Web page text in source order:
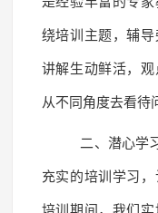
绕培训主题，辅导
讲解生动鲜活，
从不同角度去看待
二、潜心学
充实的培训学习，